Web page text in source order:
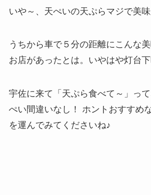
いや～、天ぺいの天ぷらマジで美味
うちから車で５分の距離にこんな
お店があったとは。いやはや灯台下
宇佐に来て「天ぷら食べて～」っ
ぺい間違いなし！ ホントおすすめ
を運んでみてくださいね♪